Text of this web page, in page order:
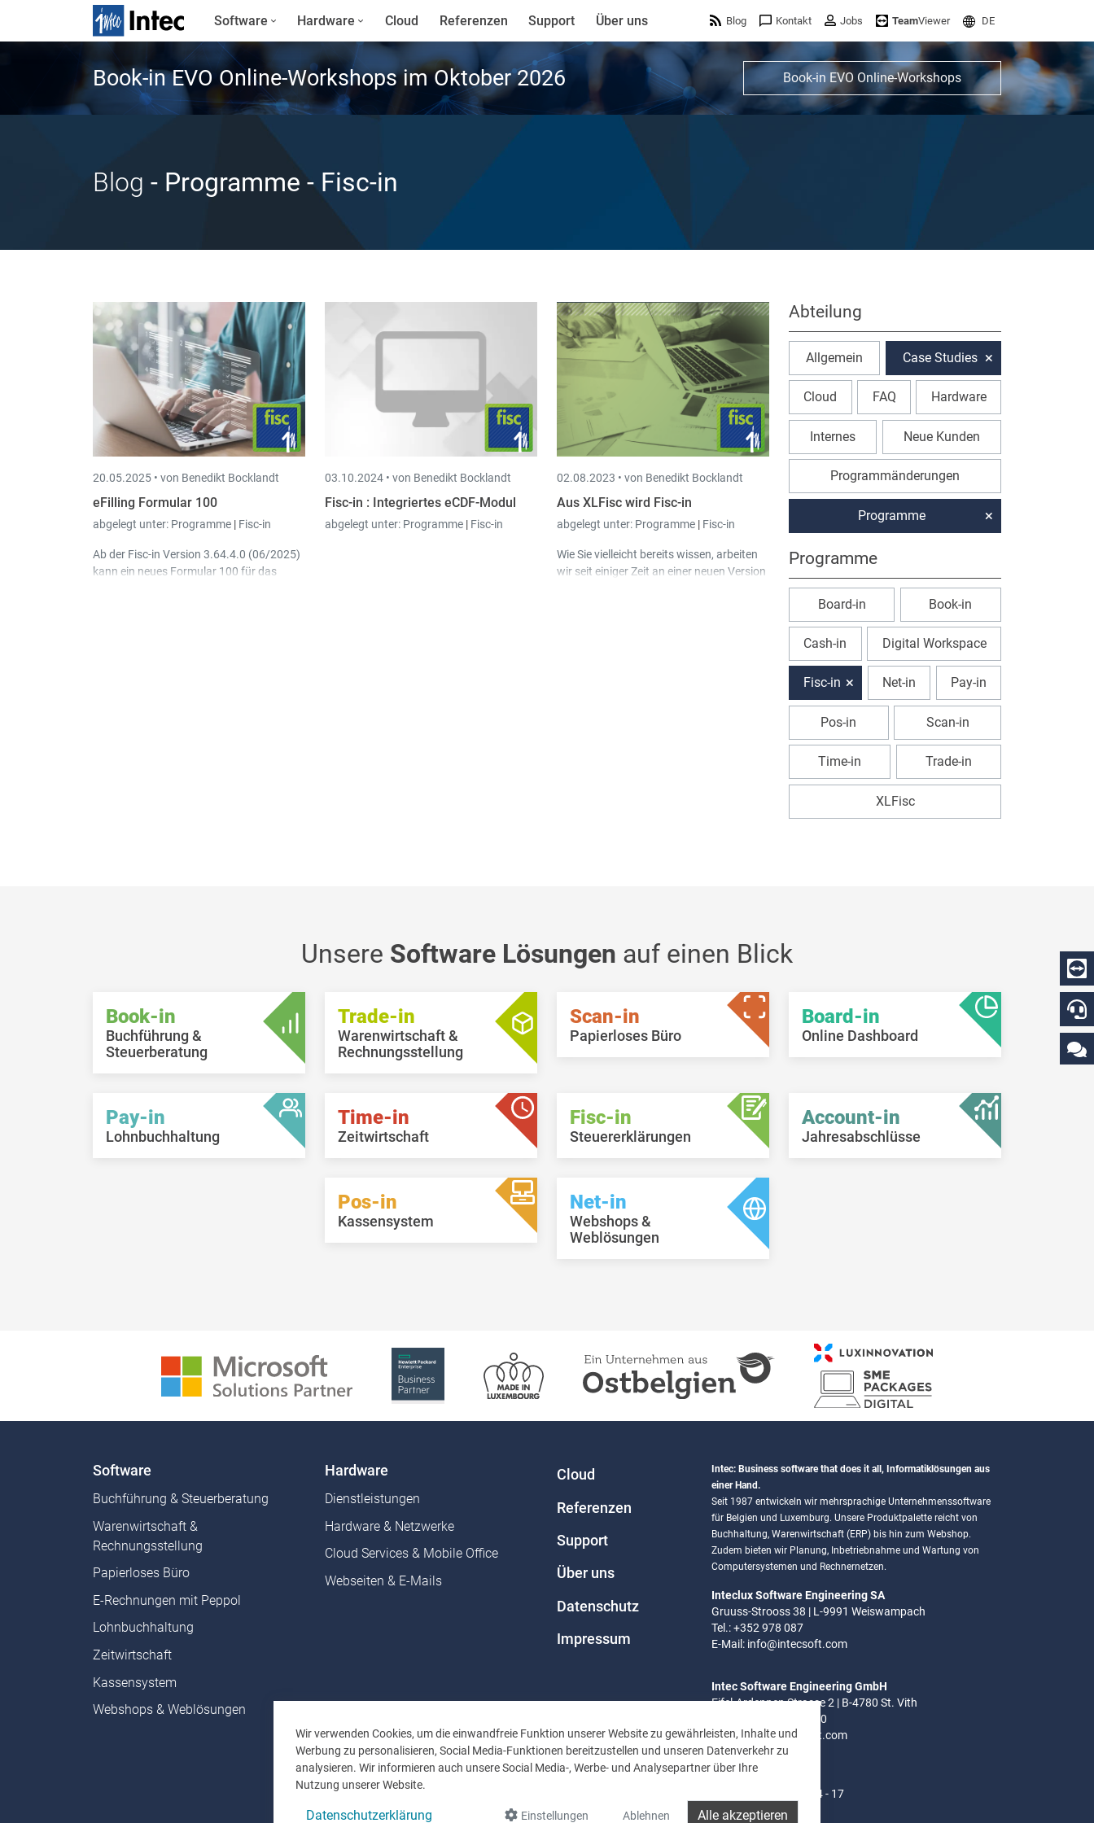
Wir verwenden Cookies, um die einwandfreie Funktion unserer Website zu gewährleisten, Inhalte und
Werbung zu personalisieren, Social Media-Funktionen bereitzustellen und unseren Datenverkehr zu
analysieren. Wir informieren auch unsere Social Media-, Werbe- und Analysepartner über Ihre
Nutzung unserer Website.
Datenschutzerklärung Einstellungen Ablehnen Alle akzeptieren
Software Hardware Cloud Referenzen Support Über uns Blog Kontakt Jobs TeamViewer DE
Book-in EVO Online-Workshops im Oktober 2026 Book-in EVO Online-Workshops
Blog - Programme- Fisc-in
20.05.2025 • von Benedikt Bocklandt
eFilling Formular 100
abgelegt unter: Programme | Fisc-in
Ab der Fisc-in Version 3.64.4.0 (06/2025)
kann ein neues Formular 100 für das
03.10.2024 • von Benedikt Bocklandt
Fisc-in : Integriertes eCDF-Modul
abgelegt unter: Programme | Fisc-in
02.08.2023 • von Benedikt Bocklandt
Aus XLFisc wird Fisc-in
abgelegt unter: Programme | Fisc-in
Wie Sie vielleicht bereits wissen, arbeiten
wir seit einiger Zeit an einer neuen Version
Abteilung
Allgemein Case Studies
Cloud FAQ Hardware
Internes Neue Kunden
Programmänderungen
Programme
Programme
Board-in Book-in
Cash-in Digital Workspace
Fisc-in Net-in Pay-in
Pos-in Scan-in
Time-in Trade-in
XLFisc
Unsere Software Lösungen auf einen Blick
Book-in
Buchführung &
Steuerberatung
Trade-in
Warenwirtschaft &
Rechnungsstellung
Scan-in
Papierloses Büro
Board-in
Online Dashboard
Pay-in
Lohnbuchhaltung
Time-in
Zeitwirtschaft
Fisc-in
Steuererklärungen
Account-in
Jahresabschlüsse
Pos-in
Kassensystem
Net-in
Webshops &
Weblösungen
Software
Buchführung & Steuerberatung
Warenwirtschaft &
Rechnungsstellung
Papierloses Büro
E-Rechnungen mit Peppol
Lohnbuchhaltung
Zeitwirtschaft
Kassensystem
Webshops & Weblösungen
Hardware
Dienstleistungen
Hardware & Netzwerke
Cloud Services & Mobile Office
Webseiten & E-Mails
Cloud
Referenzen
Support
Über uns
Datenschutz
Impressum
Intec: Business software that does it all, Informatiklösungen aus
einer Hand.
Seit 1987 entwickeln wir mehrsprachige Unternehmenssoftware
für Belgien und Luxemburg. Unsere Produktpalette reicht von
Buchhaltung, Warenwirtschaft (ERP) bis hin zum Webshop.
Zudem bieten wir Planung, Inbetriebnahme und Wartung von
Computersystemen und Rechnernetzen.
Inteclux Software Engineering SA
Gruuss-Strooss 38 | L-9991 Weiswampach
Tel.: +352 978 087
E-Mail: info@intecsoft.com
Intec Software Engineering GmbH
Eifel-Ardennen Strasse 2 | B-4780 St. Vith
Tel.: +32 (0)80 280 080
E-Mail:info@intecsoft.com
Mo - Do: 8 - 12 Uhr | 14 - 17
Uhr